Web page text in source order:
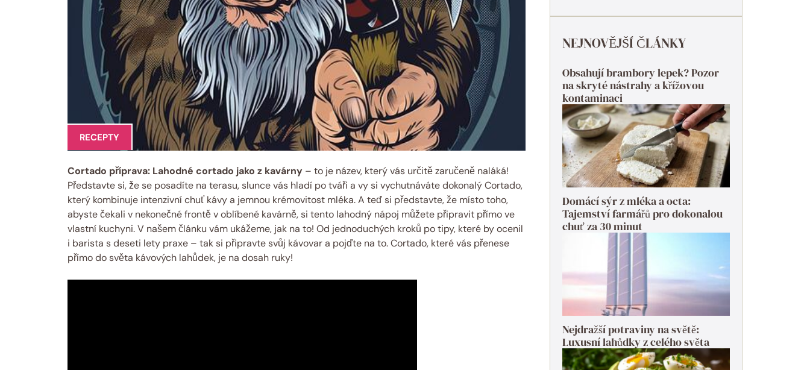
RECEPTY
Cortado příprava: Lahodné cortado jako z kavárny – to je název, který vás určitě zaručeně naláká!
Představte si, že se posadíte na terasu, slunce vás hladí po tváři a vy si vychutnáváte dokonalý Cortado,
který kombinuje intenzivní chuť kávy a jemnou krémovitost mléka. A teď si představte, že místo toho,
abyste čekali v nekonečné frontě v oblíbené kavárně, si tento lahodný nápoj můžete připravit přímo ve
vlastní kuchyni. V našem článku vám ukážeme, jak na to! Od jednoduchých kroků po tipy, které by ocenil
i barista s deseti lety praxe – tak si připravte svůj kávovar a pojďte na to. Cortado, které vás přenese
přímo do světa kávových lahůdek, je na dosah ruky!
NEJNOVĚJŠÍ ČLÁNKY
Obsahují brambory lepek? Pozor
na skryté nástrahy a křížovou
kontaminaci
Domácí sýr z mléka a octa:
Tajemství farmářů pro dokonalou
chuť za 30 minut
Nejdražší potraviny na světě:
Luxusní lahůdky z celého světa